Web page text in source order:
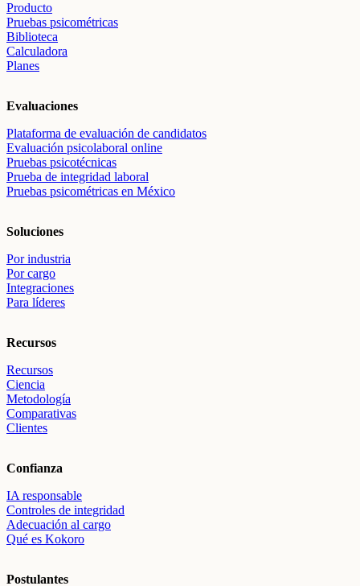
Producto
Pruebas psicométricas
Biblioteca
Calculadora
Planes
Evaluaciones
Plataforma de evaluación de candidatos
Evaluación psicolaboral online
Pruebas psicotécnicas
Prueba de integridad laboral
Pruebas psicométricas en México
Soluciones
Por industria
Por cargo
Integraciones
Para líderes
Recursos
Recursos
Ciencia
Metodología
Comparativas
Clientes
Confianza
IA responsable
Controles de integridad
Adecuación al cargo
Qué es Kokoro
Postulantes